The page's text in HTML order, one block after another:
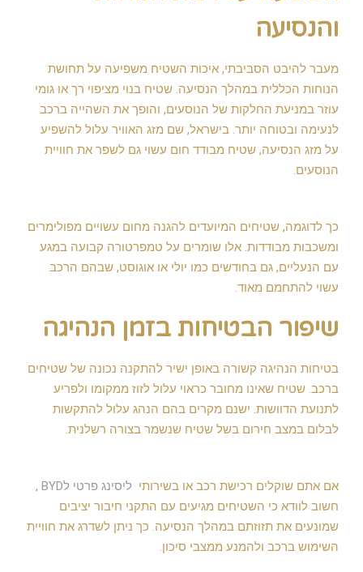
והנסיעה
מעבר להיבט הסביבתי, איכות השטיח משפיעה על תחושת
הנוחות הכללית במהלך הנסיעה. שטיח בנוי מציפוי רך או גומי
עוזר במניעת החלקות של הנוסעים, והופך את השהייה ברכב
לנעימה ובטוחה יותר. בישראל, שם מזג האוויר עלול להשפיע
על מזג הנסיעה, שטיח מבודד חום עשוי גם לשפר את חוויית
הנוסעים.
כך לדוגמה, שטיחים המיועדים להגנה מחום עשויים מפולימרים
ומשכבות מבודדות. אלו שומרים על טמפרטורה קבועה במגע
עם הנעליים, גם בחודשים כמו יולי או אוגוסט, שבהם הרכב
עשוי להתחמם מאוד.
שיפור הבטיחות בזמן הנהיגה
בטיחות הנהיגה קשורה באופן ישיר להתקנה נכונה של שטיחים
ברכב. שטיח שאינו מחובר כראוי עלול לזוז ממקומו ולפריע
לתנועת הדוושות. ישנם מקרים בהם הנהג עלול להתקשות
לבלום במצב חירום בשל שטיח שנשמר בצורה רשלנית.
אם אתם שוקלים רכישת רכב או בשירותי ליסינג פרטי לBYD
,
חשוב לוודא כי השטיחים מגיעים עם התקני חיבור יציבים
שמונעים את תזוזתם במהלך הנסיעה. כך ניתן לשדרג את חוויית
השימוש ברכב ולהמנע ממצבי סיכון.